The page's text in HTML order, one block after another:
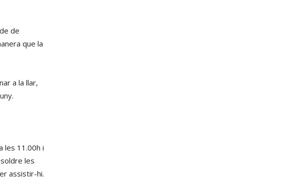
de
que la
a la llar,
les 11.00h i
les
assistir-hi.